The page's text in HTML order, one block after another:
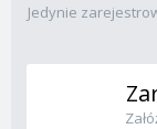
Jedynie